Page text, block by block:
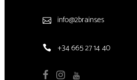
info@2brains.es
+34 665 27 14 40